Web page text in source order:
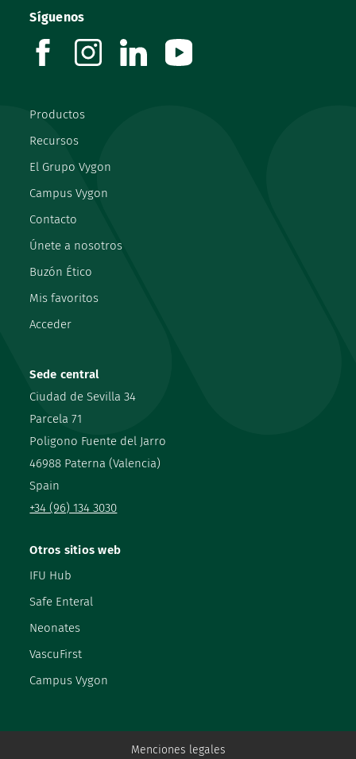
Sede central
Ciudad de Sevilla 34
Parcela 71
Poligono Fuente del Jarro
46988 Paterna (Valencia)
Spain
+34 (96) 134 3030
Productos
Recursos
El Grupo Vygon
Campus Vygon
Contacto
Únete a nosotros
Buzón Ético
Mis favoritos
Acceder
Otros sitios web
IFU Hub
Safe Enteral
Neonates
VascuFirst
Campus Vygon
Síguenos
facebookinstagramlinkedin
Menciones legales